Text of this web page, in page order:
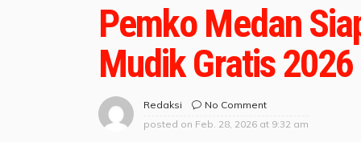
Pemko Medan
Mudik Gratis 2026
Redaksi
No Comment
posted on Feb. 28, 2026 at 9:32 am